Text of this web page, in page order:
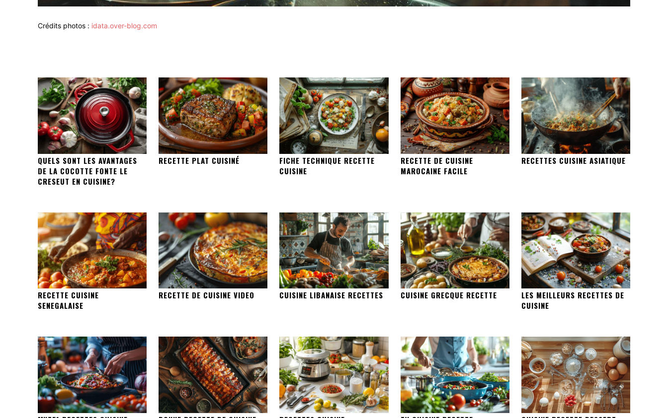
Crédits photos : idata.over-blog.com
QUELS SONT LES AVANTAGES
DE LA COCOTTE FONTE LE
CRESEUT EN CUISINE?
RECETTE PLAT CUISINÉ
FICHE TECHNIQUE RECETTE
CUISINE
RECETTE DE CUISINE
MAROCAINE FACILE
RECETTES CUISINE ASIATIQUE
RECETTE CUISINE
SENEGALAISE
RECETTE DE CUISINE VIDEO CUISINE LIBANAISE RECETTES CUISINE GRECQUE RECETTE
LES MEILLEURS RECETTES DE
CUISINE